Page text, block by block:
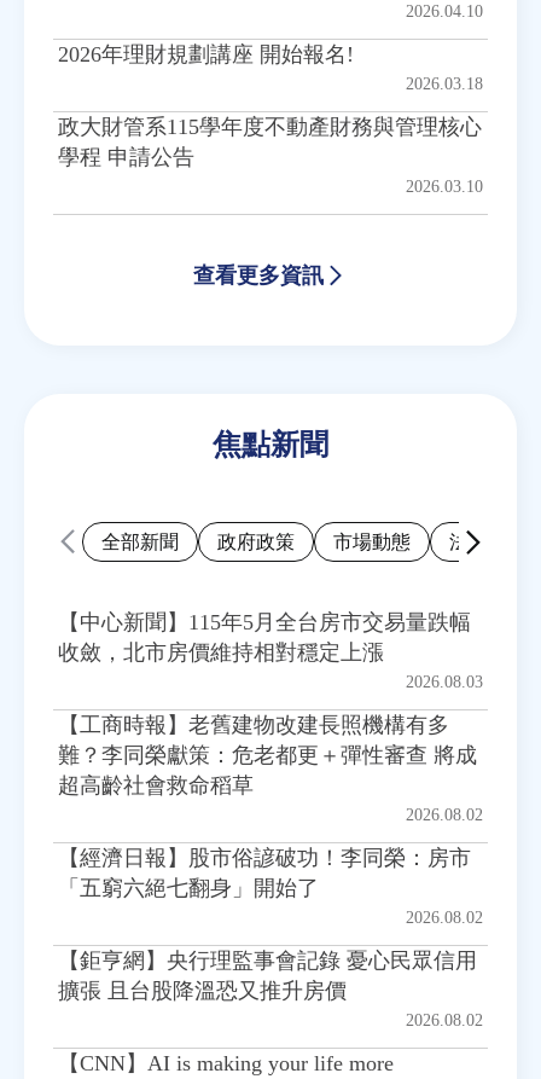
2026.04.10
2026年理財規劃講座 開始報名!
2026.03.18
政大財管系115學年度不動產財務與管理核心
學程 申請公告
2026.03.10
查看更多資訊
焦點新聞
全部新聞 政府政策 市場動態 法律新訊
【中心新聞】115年5月全台房市交易量跌幅
收斂，北市房價維持相對穩定上漲
2026.08.03
【工商時報】老舊建物改建長照機構有多
難？李同榮獻策：危老都更＋彈性審查 將成
超高齡社會救命稻草
2026.08.02
【經濟日報】股市俗諺破功！李同榮：房市
「五窮六絕七翻身」開始了
2026.08.02
【鉅亨網】央行理監事會記錄 憂心民眾信用
擴張 且台股降溫恐又推升房價
2026.08.02
【CNN】AI is making your life more